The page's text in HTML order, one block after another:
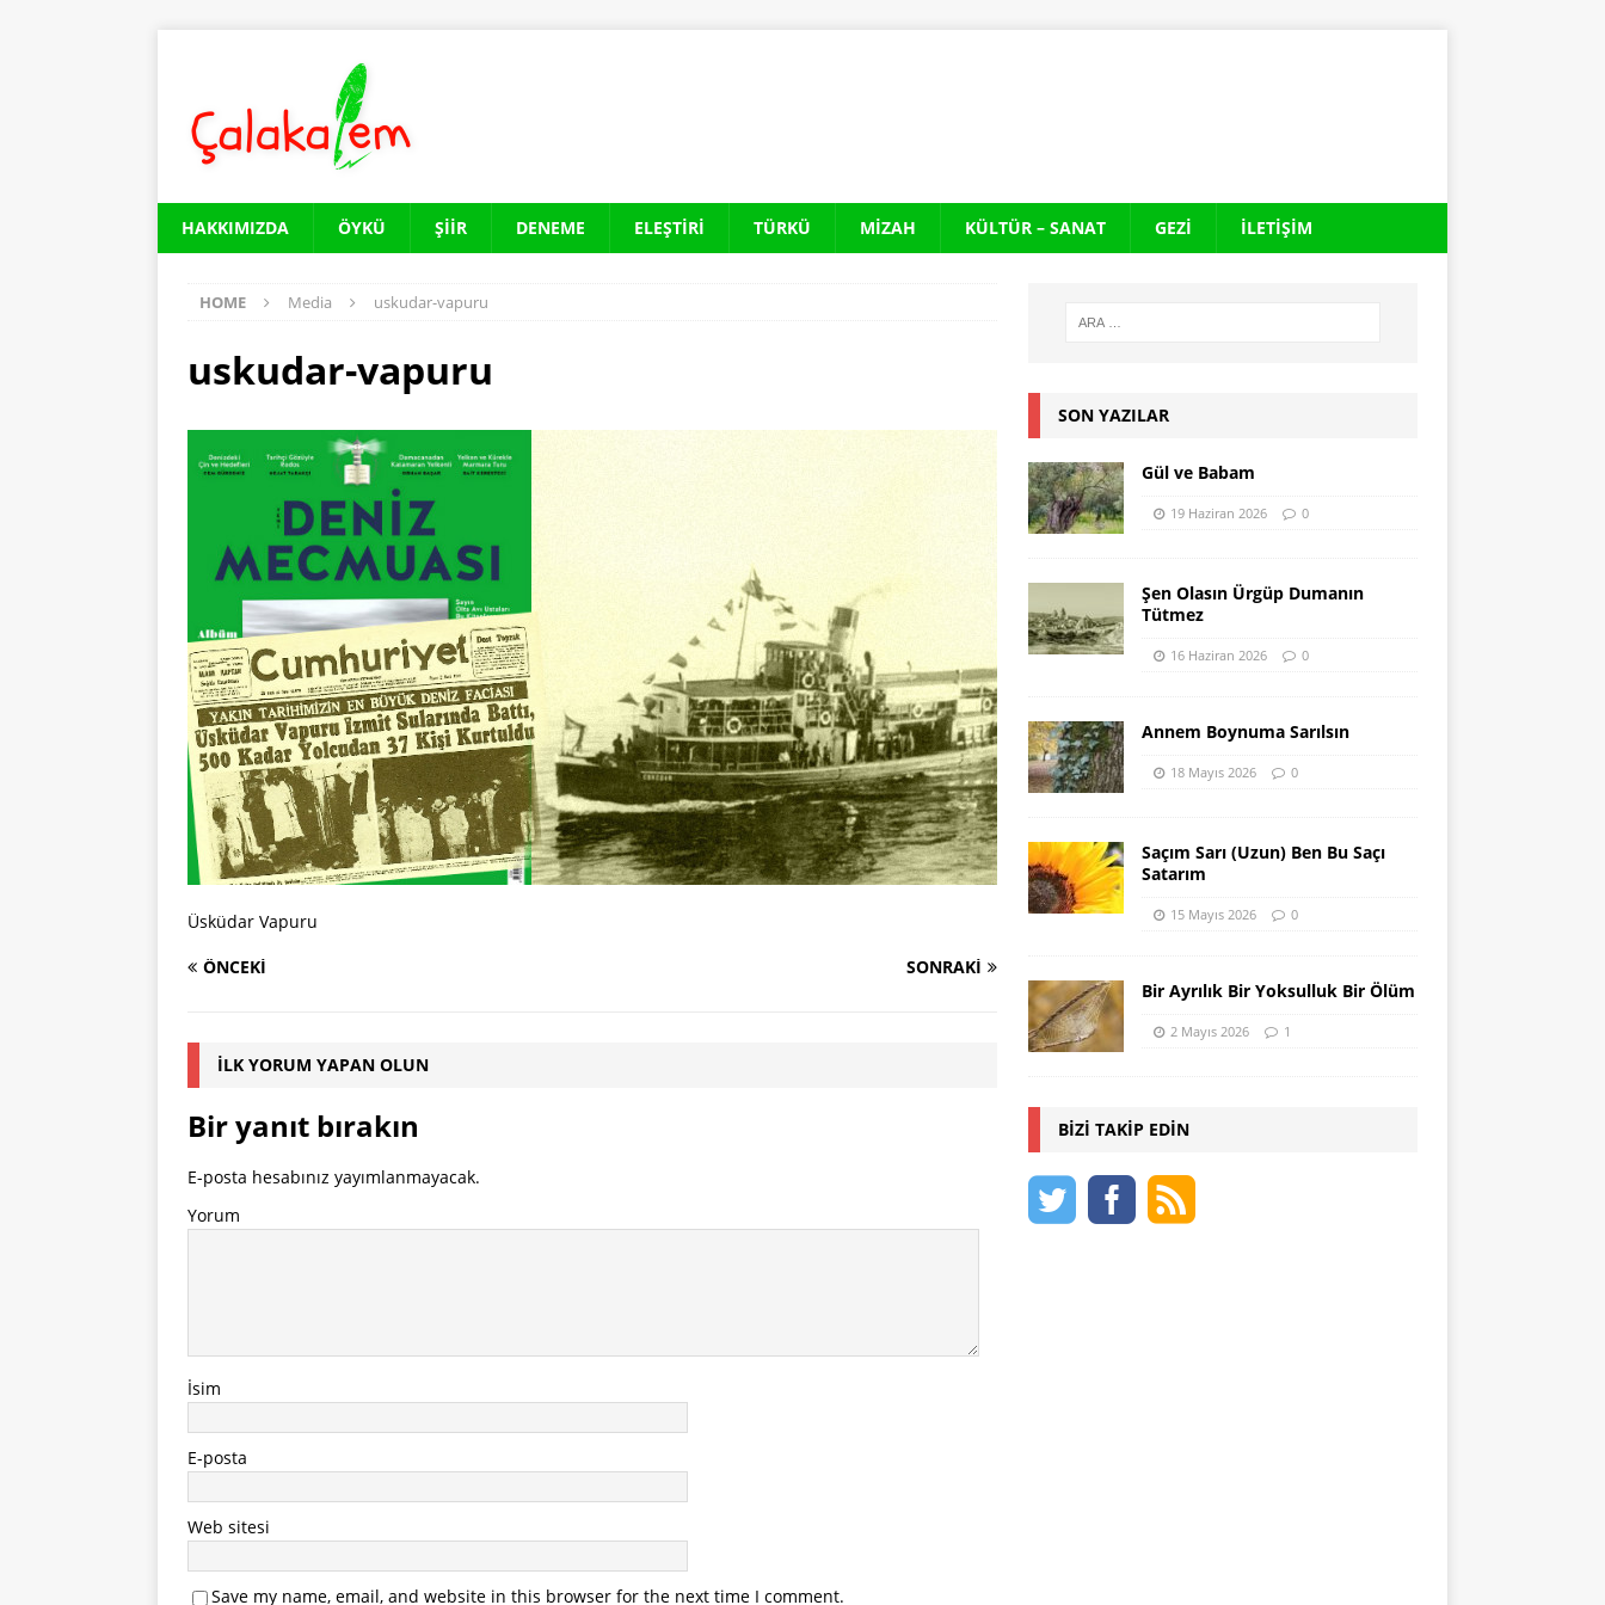
HAKKIMIZDA ÖYKÜ ŞIIR DENEME ELEŞTIRI TÜRKÜ MIZAH KÜLTÜR – SANAT GEZI İLETIŞIM
HOME Media uskudar-vapuru
uskudar-vapuru
Üsküdar Vapuru
ÖNCEKI
SONRAKI
İLK YORUM YAPAN OLUN
Bir yanıt bırakın
E-posta hesabınız yayımlanmayacak.
Yorum
İsim
E-posta
Web sitesi
Save my name, email, and website in this browser for the next time I comment.
SON YAZILAR
Gül ve Babam
19 Haziran 2026 0
Şen Olasın Ürgüp Dumanın
Tütmez
16 Haziran 2026 0
Annem Boynuma Sarılsın
18 Mayıs 2026 0
Saçım Sarı (Uzun) Ben Bu Saçı
Satarım
15 Mayıs 2026 0
Bir Ayrılık Bir Yoksulluk Bir Ölüm
2 Mayıs 2026 1
BIZI TAKIP EDIN